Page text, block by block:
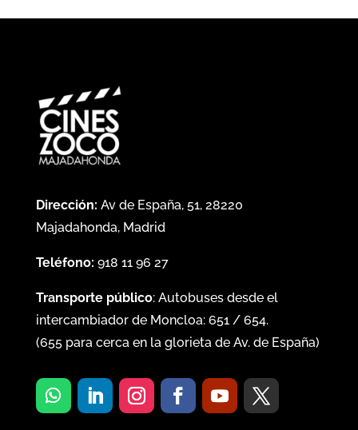
Dirección: Av de España, 51, 28220
Majadahonda, Madrid
Teléfono: 918 11 96 27
Transporte público: Autobuses desde el
intercambiador de Moncloa: 651/ 654.
(655para cerca en la glorieta de Av. de España)